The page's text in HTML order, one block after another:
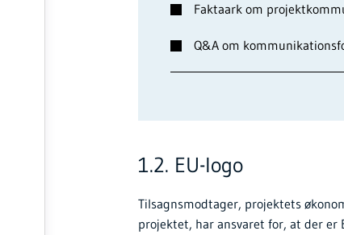
Faktaark om
Q&A om
1.2. EU-logo
Tilsagnsmodtager, projektets
projektet, har ansvaret for, at der er